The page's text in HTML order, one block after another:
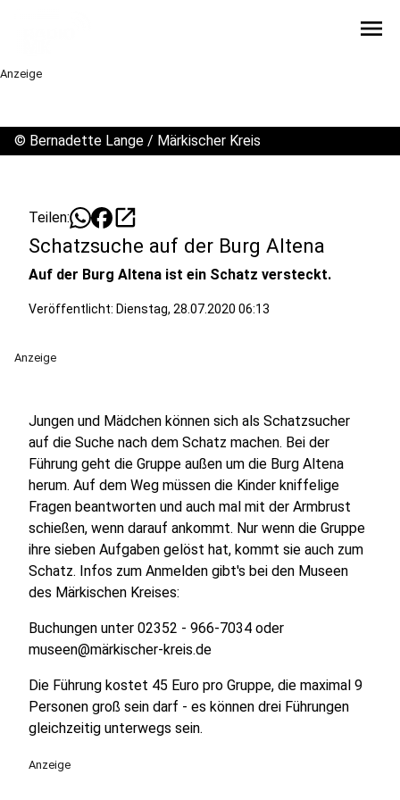
menu
Anzeige
© Bernadette Lange / Märkischer Kreis
Teilen: open_in_new
Schatzsuche auf der Burg Altena
Auf der Burg Altena ist ein Schatz versteckt.
Veröffentlicht: Dienstag, 28.07.2020 06:13
Anzeige
Jungen und Mädchen können sich als Schatzsucher
auf die Suche nach dem Schatz machen. Bei der
Führung geht die Gruppe außen um die Burg Altena
herum. Auf dem Weg müssen die Kinder kniffelige
Fragen beantworten und auch mal mit der Armbrust
schießen, wenn darauf ankommt. Nur wenn die Gruppe
ihre sieben Aufgaben gelöst hat, kommt sie auch zum
Schatz. Infos zum Anmelden gibt's bei den Museen
des Märkischen Kreises:
Buchungen unter 02352 - 966-7034 oder
museen@märkischer-kreis.de
Die Führung kostet 45 Euro pro Gruppe, die maximal 9
Personen groß sein darf - es können drei Führungen
gleichzeitig unterwegs sein.
Anzeige